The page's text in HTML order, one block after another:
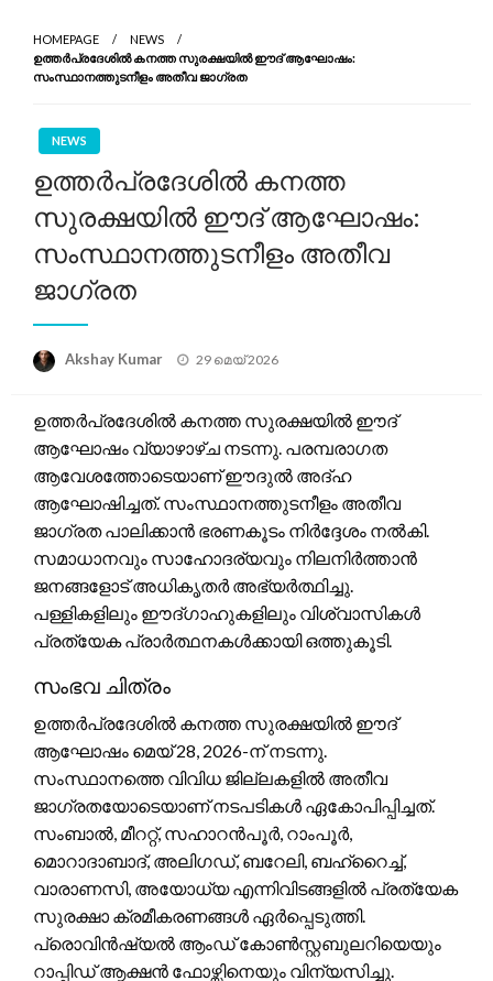
HOMEPAGE
NEWS
ഉത്തർപ്രദേശിൽ കനത്ത സുരക്ഷയിൽ ഈദ് ആഘോഷം:
സംസ്ഥാനത്തുടനീളം അതീവ ജാഗ്രത
NEWS
ഉത്തർപ്രദേശിൽ കനത്ത
സുരക്ഷയിൽ ഈദ് ആഘോഷം:
സംസ്ഥാനത്തുടനീളം അതീവ
ജാഗ്രത
Akshay Kumar
Posted
29 മെയ്‌ 2026
ഉത്തർപ്രദേശിൽ കനത്ത സുരക്ഷയിൽ ഈദ്
ആഘോഷം വ്യാഴാഴ്ച നടന്നു. പരമ്പരാഗത
ആവേശത്തോടെയാണ് ഈദുൽ അദ്ഹ
ആഘോഷിച്ചത്. സംസ്ഥാനത്തുടനീളം അതീവ
ജാഗ്രത പാലിക്കാൻ ഭരണകൂടം നിർദ്ദേശം നൽകി.
സമാധാനവും സാഹോദര്യവും നിലനിർത്താൻ
ജനങ്ങളോട് അധികൃതർ അഭ്യർത്ഥിച്ചു.
പള്ളികളിലും ഈദ്ഗാഹുകളിലും വിശ്വാസികൾ
പ്രത്യേക പ്രാർത്ഥനകൾക്കായി ഒത്തുകൂടി.
സംഭവ ചിത്രം
ഉത്തർപ്രദേശിൽ കനത്ത സുരക്ഷയിൽ ഈദ്
ആഘോഷം മെയ് 28, 2026-ന് നടന്നു.
സംസ്ഥാനത്തെ വിവിധ ജില്ലകളിൽ അതീവ
ജാഗ്രതയോടെയാണ് നടപടികൾ ഏകോപിപ്പിച്ചത്.
സംബാൽ, മീററ്റ്, സഹാറൻപൂർ, റാംപൂർ,
മൊറാദാബാദ്, അലിഗഡ്, ബറേലി, ബഹ്റൈച്ച്,
വാരാണസി, അയോധ്യ എന്നിവിടങ്ങളിൽ പ്രത്യേക
സുരക്ഷാ ക്രമീകരണങ്ങൾ ഏർപ്പെടുത്തി.
പ്രൊവിൻഷ്യൽ ആംഡ് കോൺസ്റ്റബുലറിയെയും
റാപ്പിഡ് ആക്ഷൻ ഫോഴ്സിനെയും വിന്യസിച്ചു.